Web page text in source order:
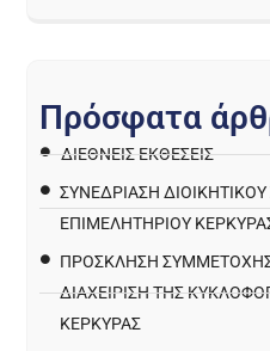
Πρόσφατα άρθ
ΔΙΕΘΝΕΙΣ ΕΚΘΕΣΕΙΣ
ΣΥΝΕΔΡΙΑΣΗ
ΕΠΙΜΕΛΗΤΗΡΙΟΥ
ΠΡΌΣΚΛΗΣΗ ΣΥΜΜΕΤΟΧΉΣ
ΔΙΑΧΕΊΡΙΣΗ ΤΗΣ
ΚΈΡΚΥΡΑΣ